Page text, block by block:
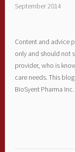
September 2014
Content and advice
only and should not
provider, who is
care needs. This
BioSyent Pharma Inc.